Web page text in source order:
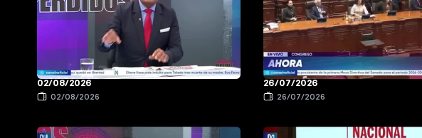
02/08/2026
02/08/2026
26/07/2026
26/07/2026